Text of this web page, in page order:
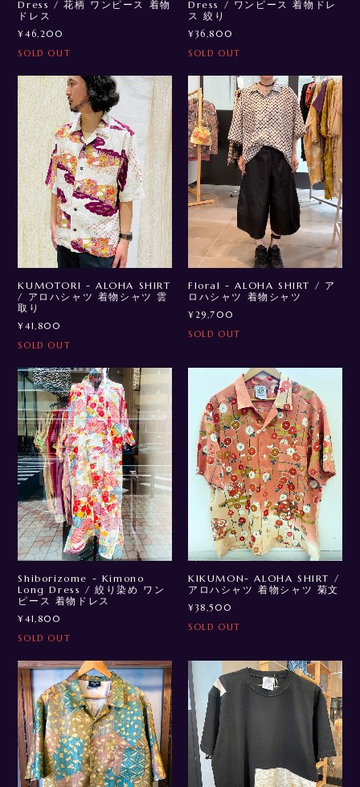
Dress / 花柄 ワンピース 着物
ドレス
¥46,200
SOLD OUT
Dress / ワンピース 着物ドレ
ス 絞り
¥36,800
SOLD OUT
KUMOTORI - ALOHA SHIRT
/ アロハシャツ 着物シャツ 雲
取り
¥41,800
SOLD OUT
Floral - ALOHA SHIRT / ア
ロハシャツ 着物シャツ
¥29,700
SOLD OUT
Shiborizome - Kimono
Long Dress / 絞り染め ワン
ピース 着物ドレス
¥41,800
SOLD OUT
KIKUMON- ALOHA SHIRT /
アロハシャツ 着物シャツ 菊文
¥38,500
SOLD OUT